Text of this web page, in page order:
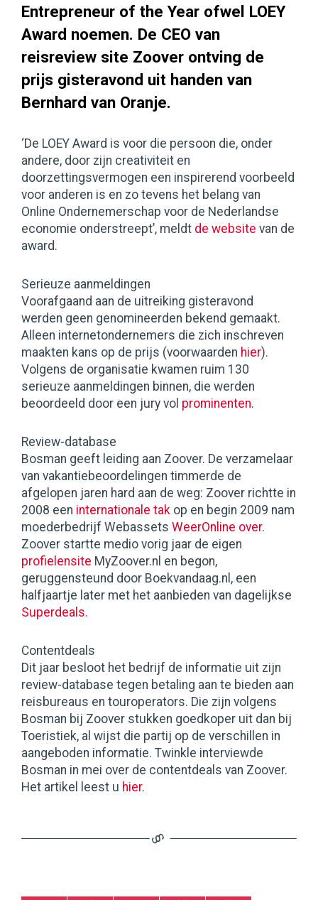
Entrepreneur of the Year ofwel LOEY
Award noemen. De CEO van
reisreview site Zoover ontving de
prijs gisteravond uit handen van
Bernhard van Oranje.
‘De LOEY Award is voor die persoon die, onder
andere, door zijn creativiteit en
doorzettingsvermogen een inspirerend voorbeeld
voor anderen is en zo tevens het belang van
Online Ondernemerschap voor de Nederlandse
economie onderstreept’, meldt de website van de
award.
Serieuze aanmeldingen
Voorafgaand aan de uitreiking gisteravond
werden geen genomineerden bekend gemaakt.
Alleen internetondernemers die zich inschreven
maakten kans op de prijs (voorwaarden hier).
Volgens de organisatie kwamen ruim 130
serieuze aanmeldingen binnen, die werden
beoordeeld door een jury vol prominenten.
Review-database
Bosman geeft leiding aan Zoover. De verzamelaar
van vakantiebeoordelingen timmerde de
afgelopen jaren hard aan de weg: Zoover richtte in
2008 een internationale tak op en begin 2009 nam
moederbedrijf Webassets WeerOnline over.
Zoover startte medio vorig jaar de eigen
profielensite MyZoover.nl en begon,
geruggensteund door Boekvandaag.nl, een
halfjaartje later met het aanbieden van dagelijkse
Superdeals.
Contentdeals
Dit jaar besloot het bedrijf de informatie uit zijn
review-database tegen betaling aan te bieden aan
reisbureaus en touroperators. Die zijn volgens
Bosman bij Zoover stukken goedkoper uit dan bij
Toeristiek, al wijst die partij op de verschillen in
aangeboden informatie. Twinkle interviewde
Bosman in mei over de contentdeals van Zoover.
Het artikel leest u hier.